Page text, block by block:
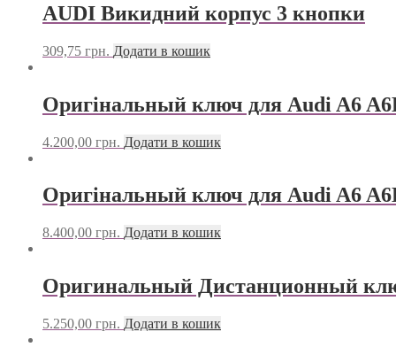
AUDI Викидний корпус 3 кнопки
309,75 грн. Додати в кошик
Оригінальный ключ для Audi A6
4.200,00 грн. Додати в кошик
Оригінальный ключ для Audi A6
8.400,00 грн. Додати в кошик
Оригинальный Дистанционный
5.250,00 грн. Додати в кошик